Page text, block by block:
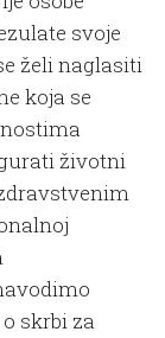
svoje
želi naglasiti
koja se
životni
skrbi za